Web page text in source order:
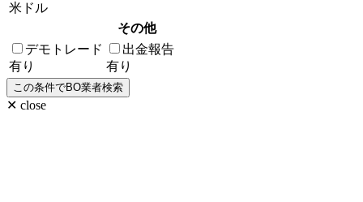
米ドル
その他
デモトレード
有り
出金報告
有り
✕ close